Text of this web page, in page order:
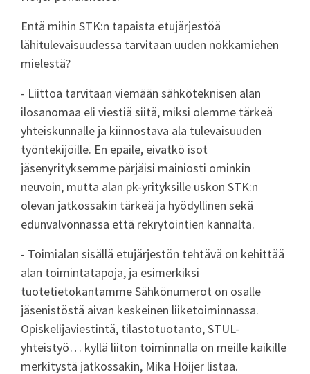
Entä mihin STK:n tapaista etujärjestöä
lähitulevaisuudessa tarvitaan uuden nokkamiehen
mielestä?
- Liittoa tarvitaan viemään sähköteknisen alan
ilosanomaa eli viestiä siitä, miksi olemme tärkeä
yhteiskunnalle ja kiinnostava ala tulevaisuuden
työntekijöille. En epäile, eivätkö isot
jäsenyrityksemme pärjäisi mainiosti ominkin
neuvoin, mutta alan pk-yrityksille uskon STK:n
olevan jatkossakin tärkeä ja hyödyllinen sekä
edunvalvonnassa että rekrytointien kannalta.
- Toimialan sisällä etujärjestön tehtävä on kehittää
alan toimintatapoja, ja esimerkiksi
tuotetietokantamme Sähkönumerot on osalle
jäsenistöstä aivan keskeinen liiketoiminnassa.
Opiskelijaviestintä, tilastotuotanto, STUL-
yhteistyö… kyllä liiton toiminnalla on meille kaikille
merkitystä jatkossakin, Mika Höijer listaa.